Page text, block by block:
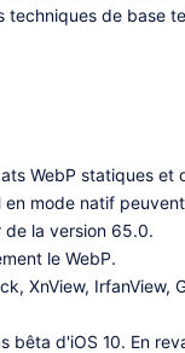
de
WebP statiques
mode natif
de la version 65.0.
le WebP.
XnView,
d'iOS 10. En